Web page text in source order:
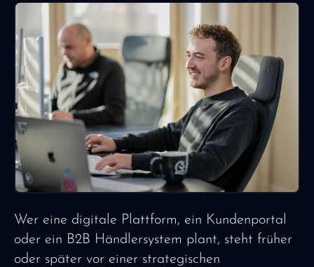
Wer eine digitale Plattform, ein Kundenportal
oder ein B2B Händlersystem plant, steht früher
oder später vor einer strategischen